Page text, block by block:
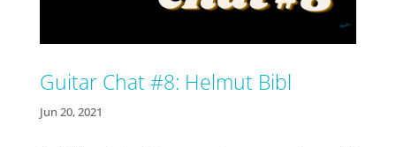
Guitar Chat #8: Helmut Bibl
Jun 20, 2021